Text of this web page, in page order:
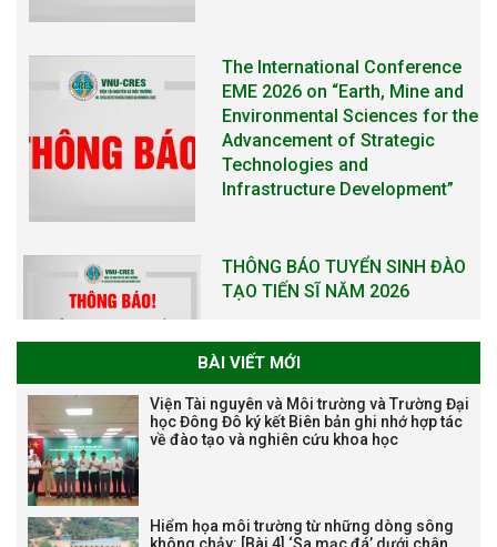
THÔNG BÁO TUYỂN SINH ĐÀO
TẠO TIẾN SĨ NĂM 2026
CHỨC TRAO HỌC BỔNG NAGAO
NĂM HỌC 2025-2026
THƯ CẢM ƠN LỄ KỶ NIỆM 40
NĂM XÂY DỰNG VÀ PHÁT TRIỂN
VIỆN (1985-2025) VÀ ĐÓN
BÀI VIẾT MỚI
Viện Tài nguyên và Môi trường và Trường Đại
học Đông Đô ký kết Biên bản ghi nhớ hợp tác
về đào tạo và nghiên cứu khoa học
Hiểm họa môi trường từ những dòng sông